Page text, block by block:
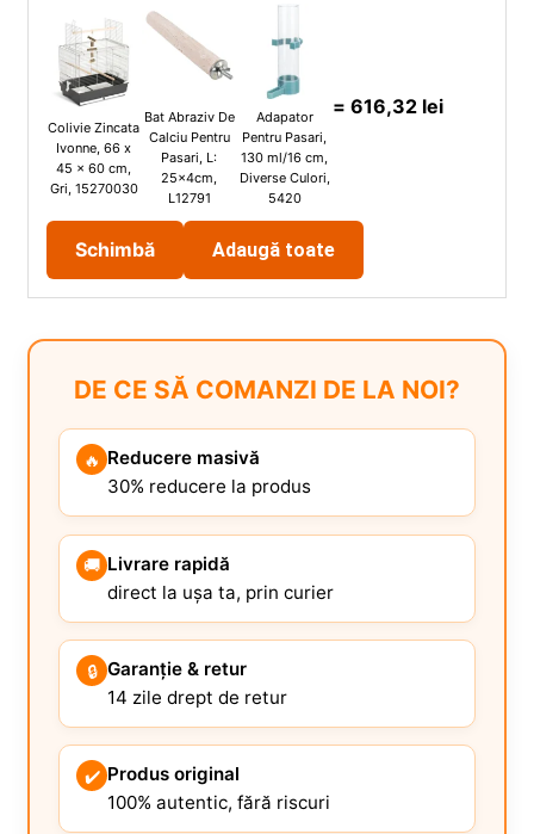
Colivie Zincata
Ivonne, 66 x
45 x 60 cm,
Gri, 15270030
Bat Abraziv De
Calciu Pentru
Pasari, L:
25x4cm,
L12791
Adapator
Pentru Pasari,
130 ml/16 cm,
Diverse Culori,
5420
= 616,32 lei
Schimbă Adaugă toate
DE CE SĂ COMANZI DE LA NOI?
🔥 Reducere masivă
30% reducere la produs
🚚 Livrare rapidă
direct la ușa ta, prin curier
🔒 Garanție & retur
14 zile drept de retur
✔️ Produs original
100% autentic, fără riscuri